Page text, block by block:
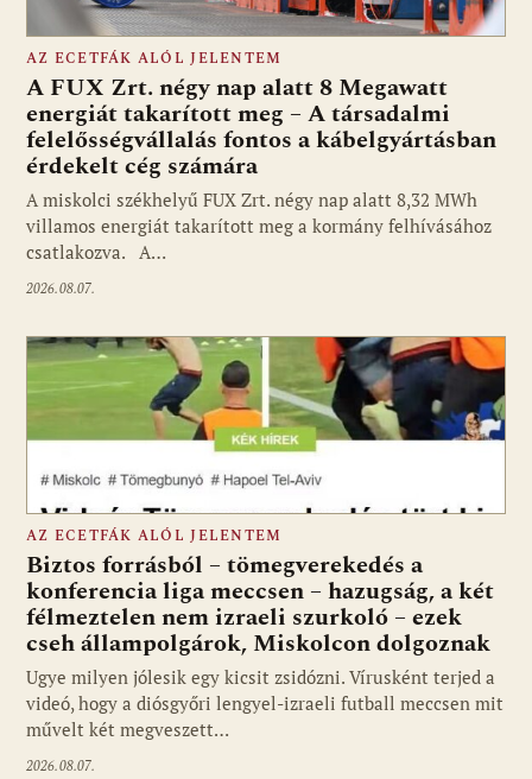
AZ ECETFÁK ALÓL JELENTEM
A FUX Zrt. négy nap alatt 8 Megawatt
energiát takarított meg – A társadalmi
felelősségvállalás fontos a kábelgyártásban
érdekelt cég számára
A miskolci székhelyű FUX Zrt. négy nap alatt 8,32 MWh
villamos energiát takarított meg a kormány felhívásához
csatlakozva. A…
2026.08.07.
AZ ECETFÁK ALÓL JELENTEM
Biztos forrásból – tömegverekedés a
konferencia liga meccsen – hazugság, a két
félmeztelen nem izraeli szurkoló – ezek
cseh állampolgárok, Miskolcon dolgoznak
Ugye milyen jólesik egy kicsit zsidózni. Vírusként terjed a
videó, hogy a diósgyőri lengyel-izraeli futball meccsen mit
művelt két megveszett…
2026.08.07.